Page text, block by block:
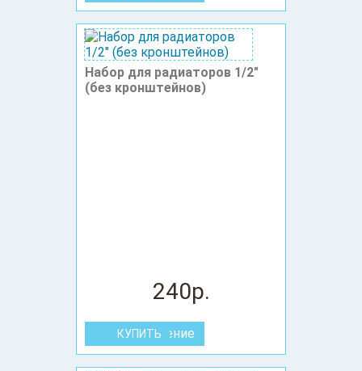
Набор для радиаторов 1/2"
(без кронштейнов)
240р.
В сравнение